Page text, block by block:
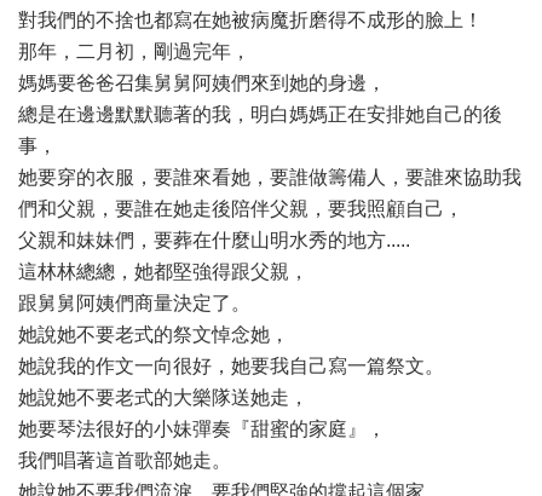
對我們的不捨也都寫在她被病魔折磨得不成形的臉上！
那年，二月初，剛過完年，
媽媽要爸爸召集舅舅阿姨們來到她的身邊，
總是在邊邊默默聽著的我，明白媽媽正在安排她自己的後
事，
她要穿的衣服，要誰來看她，要誰做籌備人，要誰來協助我
們和父親，要誰在她走後陪伴父親，要我照顧自己，
父親和妹妹們，要葬在什麼山明水秀的地方.....
這林林總總，她都堅強得跟父親，
跟舅舅阿姨們商量決定了。
她說她不要老式的祭文悼念她，
她說我的作文一向很好，她要我自己寫一篇祭文。
她說她不要老式的大樂隊送她走，
她要琴法很好的小妹彈奏『甜蜜的家庭』，
我們唱著這首歌部她走。
她說她不要我們流淚，要我們堅強的撐起這個家，